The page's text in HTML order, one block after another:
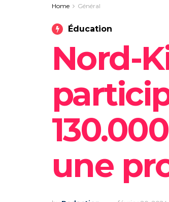
Home Général
Éducation
Nord-
une